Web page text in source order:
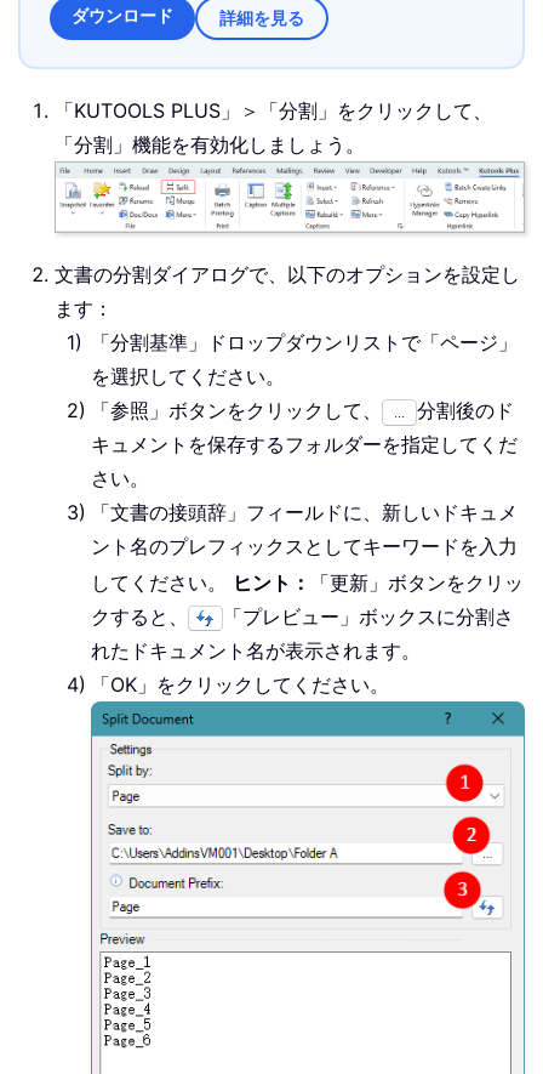
ダウンロード 詳細を見る
「KUTOOLS PLUS」＞「分割」をクリックして、
「分割」機能を有効化しましょう。
文書の分割ダイアログで、以下のオプションを設定し
ます：
「分割基準」ドロップダウンリストで「ページ」
を選択してください。
「参照」ボタンをクリックして、
分割後のド
キュメントを保存するフォルダーを指定してくだ
さい。
「文書の接頭辞」フィールドに、新しいドキュメ
ント名のプレフィックスとしてキーワードを入力
してください。
ヒント：
「更新」ボタンをクリッ
クすると、
「プレビュー」ボックスに分割さ
れたドキュメント名が表示されます。
「OK」をクリックしてください。